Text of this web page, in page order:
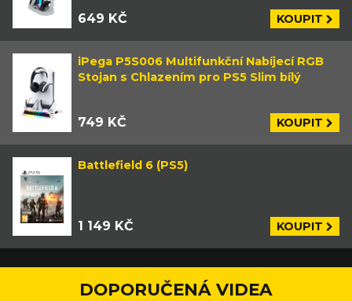
649 KČ KOUPIT
iPega P5S006 Multifunkční Nabíjecí RGB
Stojan s Chlazením pro PS5 Slim bílý
749 KČ KOUPIT
Battlefield 6 (PS5)
1 149 KČ KOUPIT
DOPORUČENÁ VIDEA